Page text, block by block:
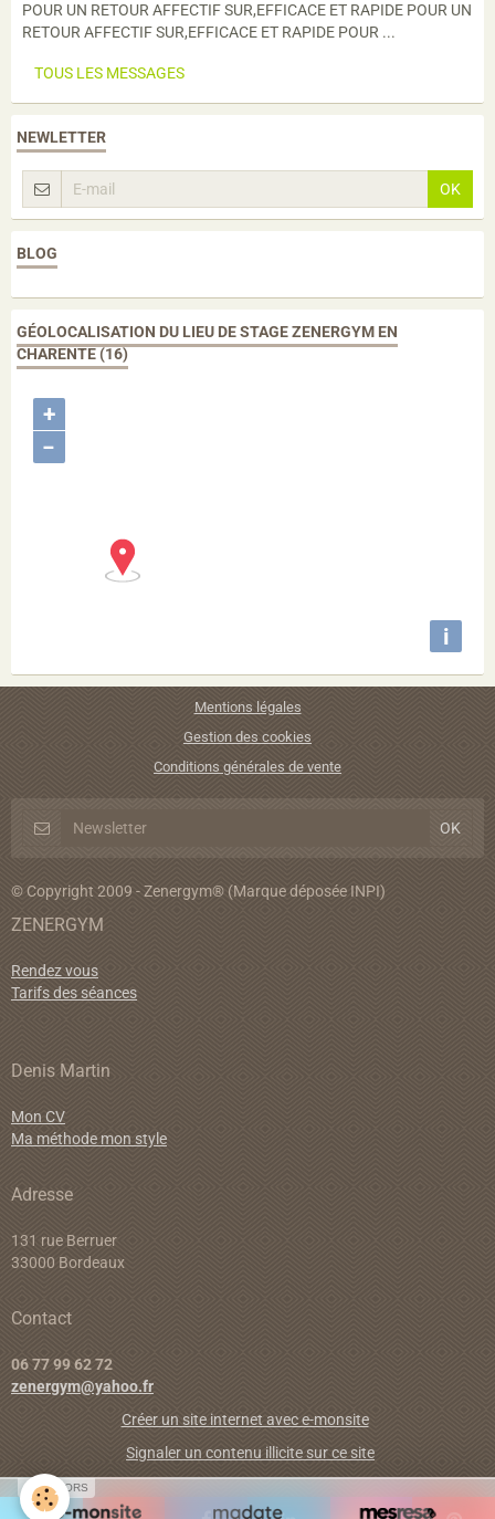
POUR UN RETOUR AFFECTIF SUR,EFFICACE ET RAPIDE POUR UN
RETOUR AFFECTIF SUR,EFFICACE ET RAPIDE POUR ...
TOUS LES MESSAGES
NEWLETTER
OK
BLOG
GÉOLOCALISATION DU LIEU DE STAGE ZENERGYM EN
CHARENTE (16)
+
−
i
Mentions légales
Gestion des cookies
Conditions générales de vente
© Copyright 2009 - Zenergym® (Marque déposée INPI)
ZENERGYM
Rendez vous
Tarifs des séances
Denis Martin
Mon CV
Ma méthode mon style
Adresse
131 rue Berruer
33000 Bordeaux
Contact
06 77 99 62 72
zenergym@yahoo.fr
Créer un site internet avec e-monsite
Signaler un contenu illicite sur ce site
SPONSORS